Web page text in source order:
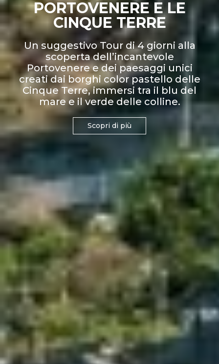
PORTOVENERE E LE
CINQUE TERRE
Un suggestivo Tour di 4 giorni alla
scoperta dell’incantevole
Portovenere e dei paesaggi unici
creati dai borghi color pastello delle
Cinque Terre, immersi tra il blu del
mare e il verde delle colline.
Scopri di più